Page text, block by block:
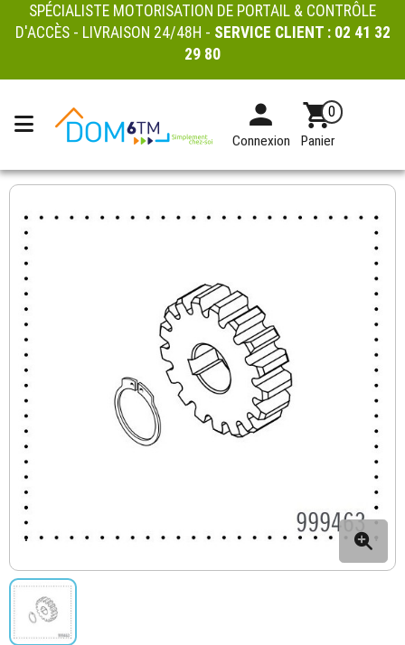
SPÉCIALISTE MOTORISATION DE PORTAIL & CONTRÔLE
D'ACCÈS - LIVRAISON 24/48H - SERVICE CLIENT : 02 41 32
29 80
Connexion
0
Panier